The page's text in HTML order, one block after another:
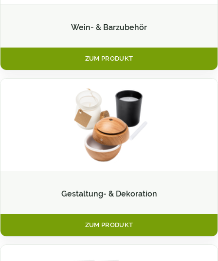
Wein- & Barzubehör
ZUM PRODUKT
Gestaltung- & Dekoration
ZUM PRODUKT